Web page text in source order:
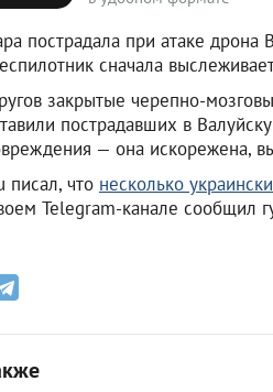
пострадала при атаке
сначала
закрытые черепно-
пострадавших в
— она искорежена,
писал, что несколько
Telegram-канале сообщил